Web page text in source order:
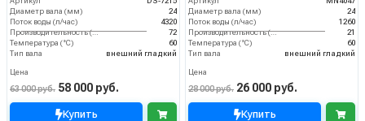
Диаметр вала (мм)
24
Поток воды (л/час)
4320
Производительность (л/мин)
72
Температура (°C)
60
Тип вала
внешний гладкий
Цена
63 000 руб. 58 000 руб.
Купить
Диаметр вала (мм)
24
Поток воды (л/час)
1260
Производительность (л/мин)
21
Температура (°C)
60
Тип вала
внешний гладкий
Цена
28 000 руб. 26 000 руб.
Купить